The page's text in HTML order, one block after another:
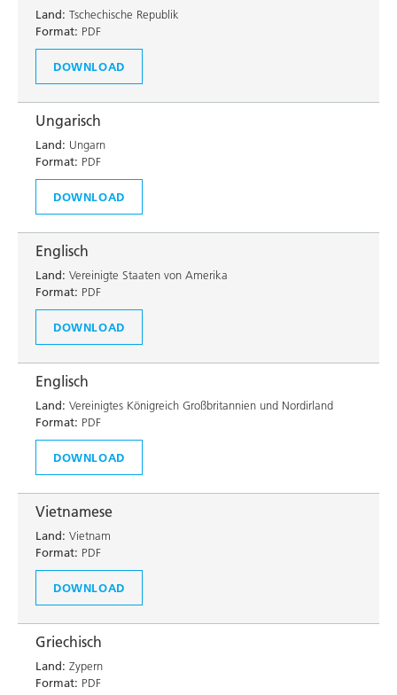
Land: Tschechische Republik
Format: PDF
DOWNLOAD
Ungarisch
Land: Ungarn
Format: PDF
DOWNLOAD
Englisch
Land: Vereinigte Staaten von Amerika
Format: PDF
DOWNLOAD
Englisch
Land: Vereinigtes Königreich Großbritannien und Nordirland
Format: PDF
DOWNLOAD
Vietnamese
Land: Vietnam
Format: PDF
DOWNLOAD
Griechisch
Land: Zypern
Format: PDF